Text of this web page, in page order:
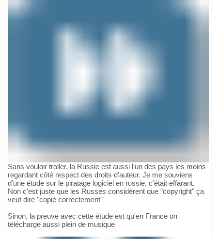
Sans vouloir troller, la Russie est aussi l'un des pays les moins
regardant côté respect des droits d'auteur. Je me souviens
d'une étude sur le piratage logiciel en russie, c'était effarant.
Non c'est juste que les Russes considèrent que "copyright" ça
veut dire "copié correctement"
Sinon, la preuve avec cette étude est qu'en France on
télécharge aussi plein de musique